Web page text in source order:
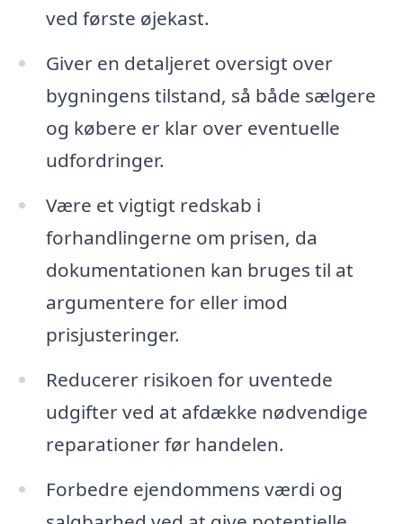
ved første øjekast.
Giver en detaljeret oversigt over
bygningens tilstand, så både sælgere
og købere er klar over eventuelle
udfordringer.
Være et vigtigt redskab i
forhandlingerne om prisen, da
dokumentationen kan bruges til at
argumentere for eller imod
prisjusteringer.
Reducerer risikoen for uventede
udgifter ved at afdække nødvendige
reparationer før handelen.
Forbedre ejendommens værdi og